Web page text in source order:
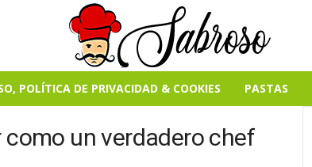
POLÍTICA DE PRIVACIDAD & COOKIES PASTAS
un verdadero chef